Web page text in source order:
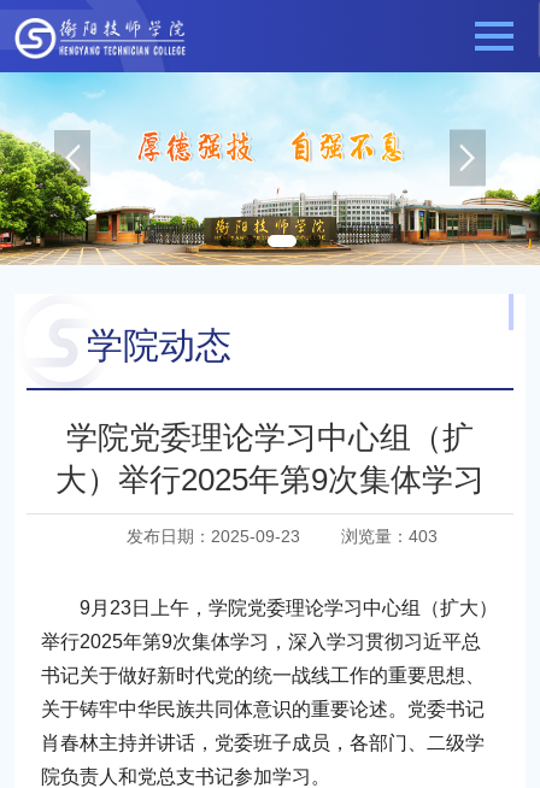
学院动态
当前位置：最新动态 学院动态
学院党委理论学习中心组（扩
大）举行2025年第9次集体学习
发布日期：2025-09-23 浏览量： 403
9月23日上午，学院党委理论学习中心组（扩大）
举行2025年第9次集体学习，深入学习贯彻习近平总
书记关于做好新时代党的统一战线工作的重要思想、
关于铸牢中华民族共同体意识的重要论述。党委书记
肖春林主持并讲话，党委班子成员，各部门、二级学
院负责人和党总支书记参加学习。